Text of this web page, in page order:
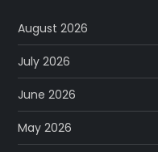
August 2026
July 2026
June 2026
May 2026